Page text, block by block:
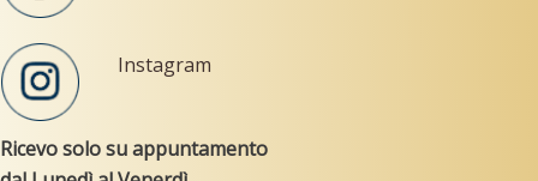
Instagram
Ricevo solo su appuntamento